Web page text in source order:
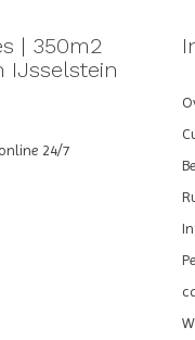
| 350m2
IJsselstein
24/7